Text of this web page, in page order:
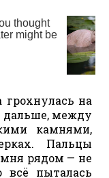
на
дальше, между
камнями,
Пальцы
рядом — не
всё пыталась